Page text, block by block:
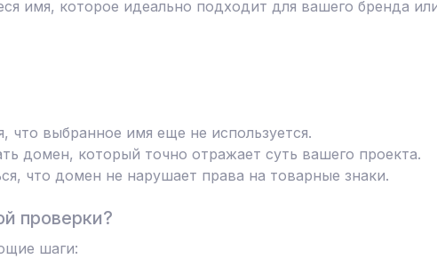
имя, которое идеально подходит для вашего бренда
что выбранное имя еще не используется.
домен, который точно отражает суть вашего проекта.
что домен не нарушает права на товарные знаки.
проверки?
шаги: